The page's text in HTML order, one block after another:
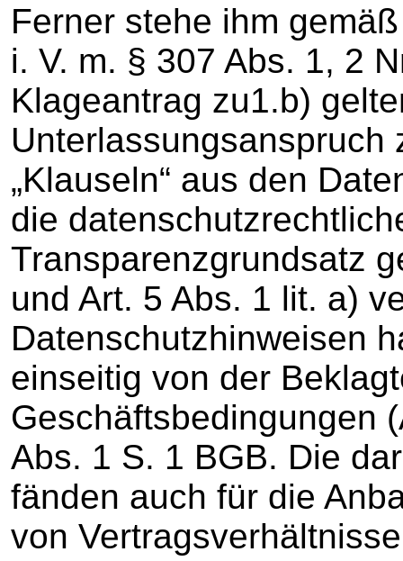
Ferner stehe ihm
i. V. m. § 307 Abs. 1, 2
Klageantrag zu1.b)
Unterlassungsanspruch
„Klauseln“ aus den
die
Transparenzgrundsatz
und Art. 5 Abs. 1 lit. a)
Datenschutzhinweisen
einseitig von der
Geschäftsbedingungen
Abs. 1 S. 1 BGB. Die
fänden auch für die
von